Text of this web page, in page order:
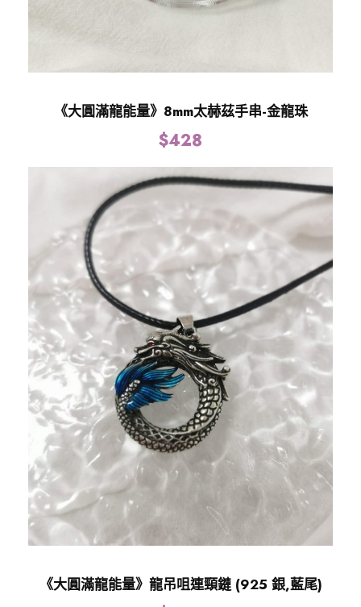
《大圓滿龍能量》8mm太赫茲手串-金龍珠
$428
《大圓滿龍能量》龍吊咀連頸鏈 (925 銀,藍尾)